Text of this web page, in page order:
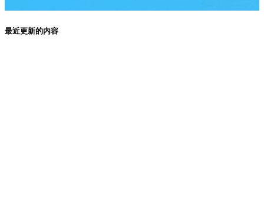
最近更新的内容